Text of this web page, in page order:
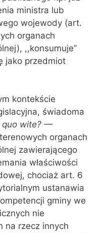
ministra lub
wojewody (art.
organach
,,konsumuje”
jako przedmiot
kontekście
świadoma
quo wite? —
organach
zawierającego
właściwości
chociaż art. 6
ustanawia
gminy we
nie
na rzecz innych